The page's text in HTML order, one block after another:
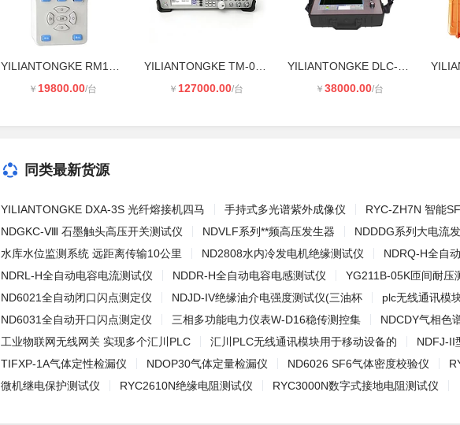
￥ 19800.00/台 ￥ 127000.00/台 ￥ 38000.00/台
同类最新货源
YILIANTONGKE DXA-3S 光纤熔接机四马 手持式多光谱紫外成像仪
RYC-ZH7N 智能
NDGKC-Ⅷ 石墨触头高压开关测试仪
NDVLF系列**频高压发生器
NDDDG系列大电流
水库水位监测系统 远距离传输10公里
ND2808水内冷发电机绝缘测试仪
NDRQ-H全自
NDRL-H全自动电容电流测试仪
NDDR-H全自动电容电感测试仪 YG211B-05K匝间耐压
ND6021全自动闭口闪点测定仪
NDJD-IV绝缘油介电强度测试仪(三油杯
plc无线通讯模
ND6031全自动开口闪点测定仪
三相多功能电力仪表W-D16稳传测控集 NDCDY气相色
工业物联网无线网关 实现多个汇川PLC
汇川PLC无线通讯模块用于移动设备的
NDFJ-II
TIFXP-1A气体定性检漏仪
NDOP30气体定量检漏仪 ND6026 SF6气体密度校验仪
微机继电保护测试仪
RYC2610N绝缘电阻测试仪 RYC3000N数字式接地电阻测试仪